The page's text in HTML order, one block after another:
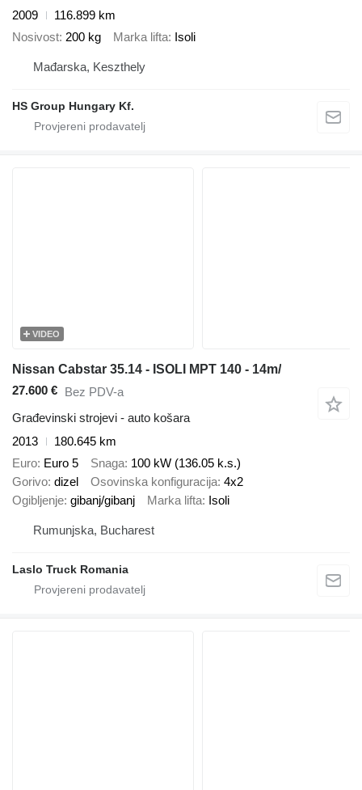
2009
116.899 km
Nosivost 200 kg Marka lifta Isoli
Mađarska, Keszthely
HS Group Hungary Kf.
VIDEO
Nissan Cabstar 35.14 - ISOLI MPT 140 - 14m/
27.600 € Bez PDV-a
Građevinski strojevi - auto košara
2013
180.645 km
Euro Euro 5 Snaga 100 kW (136.05 k.s.)
Gorivo dizel Osovinska konfiguracija 4x2
Ogibljenje gibanj/gibanj Marka lifta Isoli
Rumunjska, Bucharest
Laslo Truck Romania